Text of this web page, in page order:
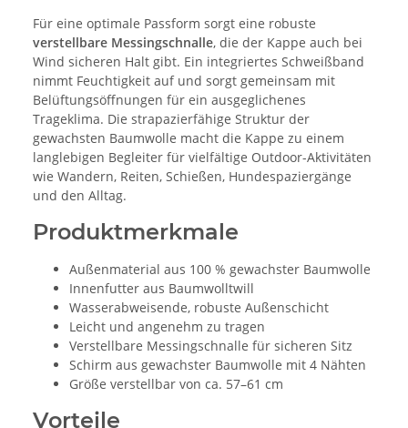
Für eine optimale Passform sorgt eine robuste
verstellbare Messingschnalle, die der Kappe auch bei
Wind sicheren Halt gibt. Ein integriertes Schweißband
nimmt Feuchtigkeit auf und sorgt gemeinsam mit
Belüftungsöffnungen für ein ausgeglichenes
Trageklima. Die strapazierfähige Struktur der
gewachsten Baumwolle macht die Kappe zu einem
langlebigen Begleiter für vielfältige Outdoor-Aktivitäten
wie Wandern, Reiten, Schießen, Hundespaziergänge
und den Alltag.
Produktmerkmale
Außenmaterial aus 100 % gewachster Baumwolle
Innenfutter aus Baumwolltwill
Wasserabweisende, robuste Außenschicht
Leicht und angenehm zu tragen
Verstellbare Messingschnalle für sicheren Sitz
Schirm aus gewachster Baumwolle mit 4 Nähten
Größe verstellbar von ca. 57–61 cm
Vorteile